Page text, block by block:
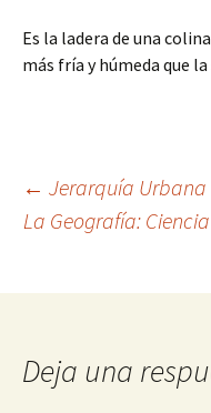
Es la ladera de una
más fría y húmeda que
← Jerarquía Urbana
La Geografía:
Deja una